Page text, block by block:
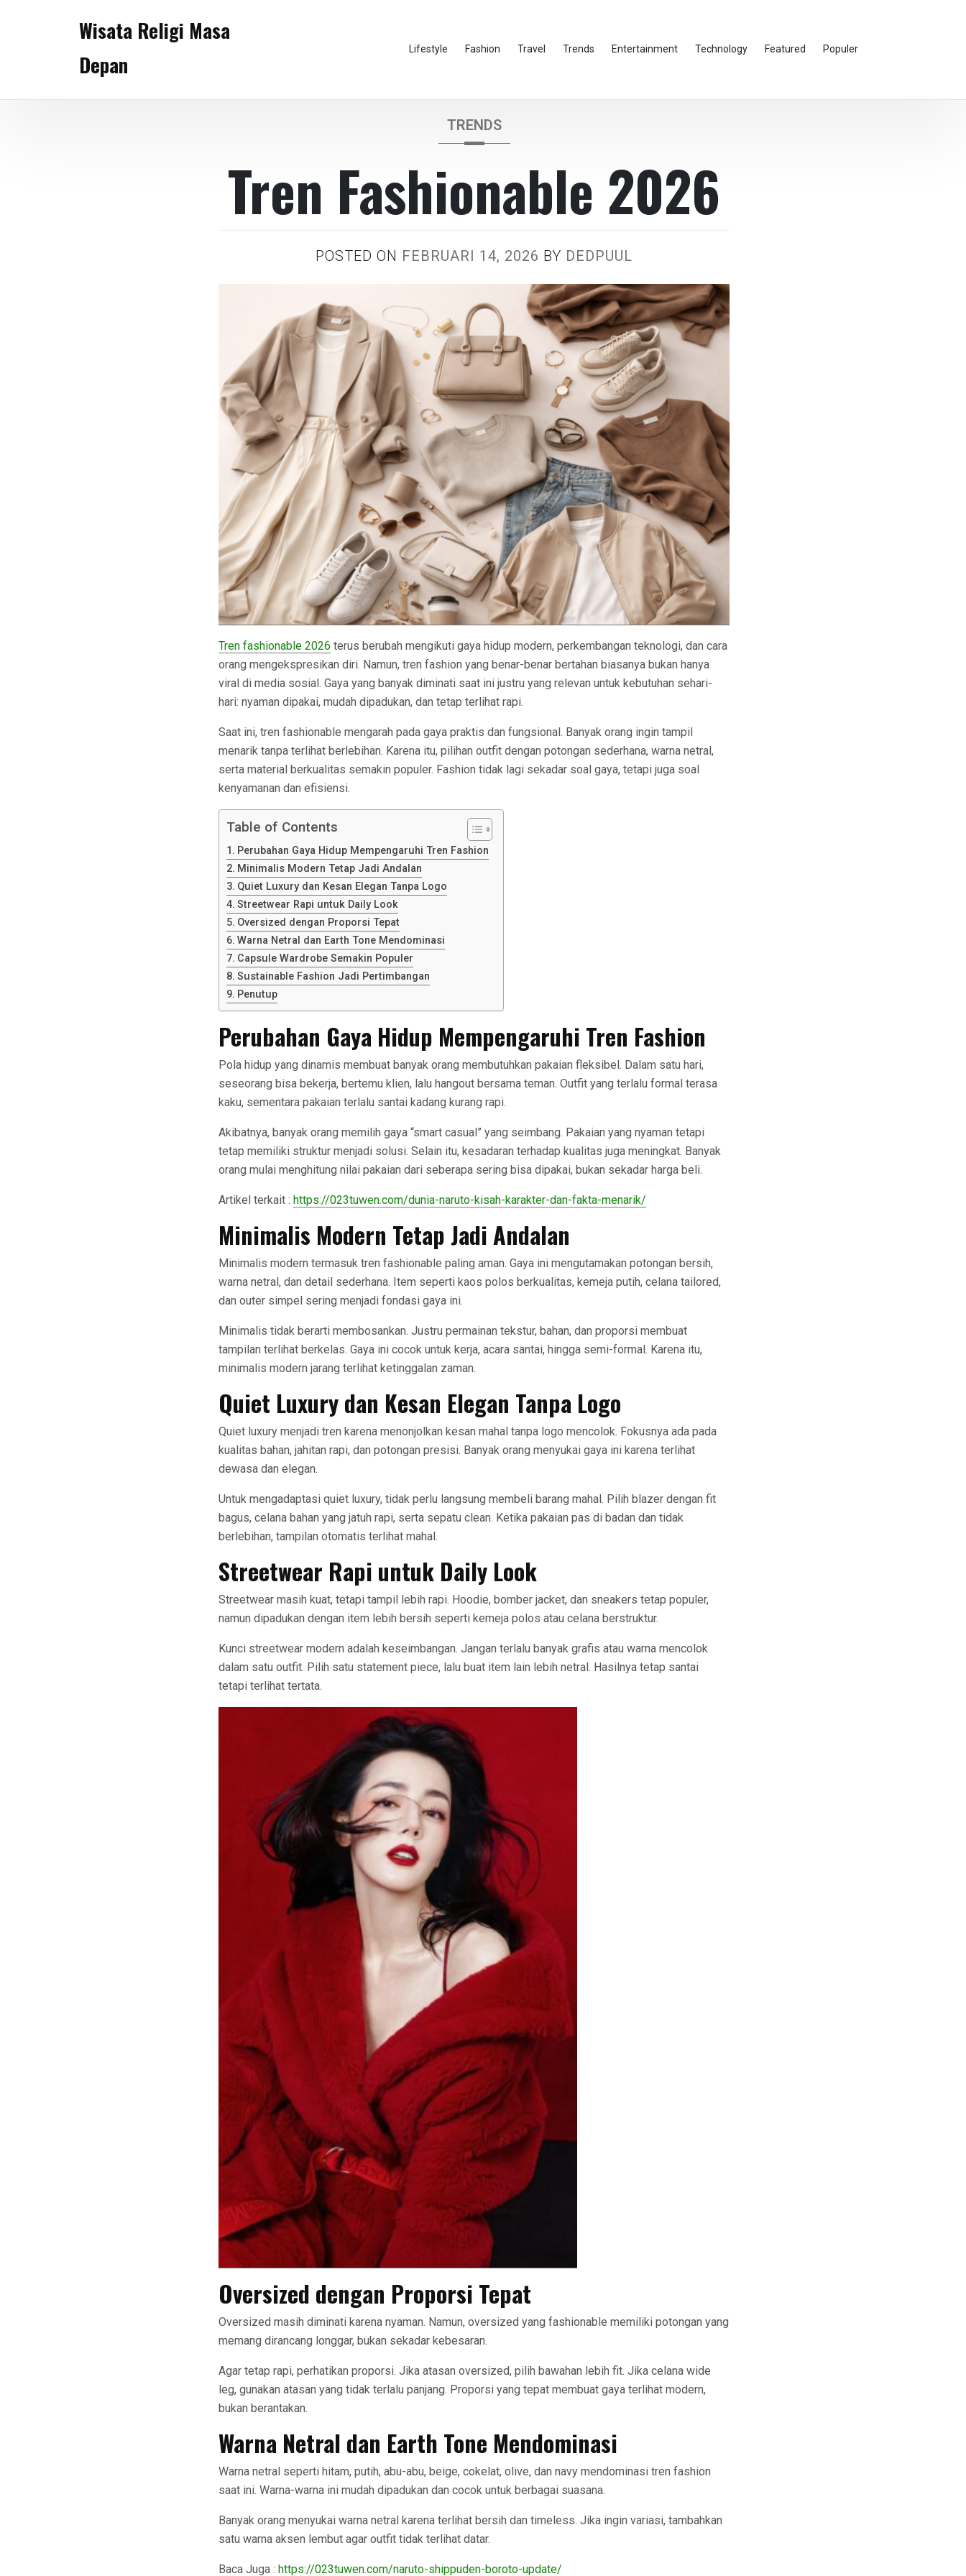
Wisata Religi Masa
Depan
Lifestyle Fashion Travel Trends Entertainment Technology Featured Populer
TRENDS
Tren Fashionable 2026
POSTED ON FEBRUARI 14, 2026 BY DEDPUUL
Tren fashionable 2026 terus berubah mengikuti gaya hidup modern, perkembangan teknologi, dan cara
orang mengekspresikan diri. Namun, tren fashion yang benar-benar bertahan biasanya bukan hanya
viral di media sosial. Gaya yang banyak diminati saat ini justru yang relevan untuk kebutuhan sehari-
hari: nyaman dipakai, mudah dipadukan, dan tetap terlihat rapi.
Saat ini, tren fashionable mengarah pada gaya praktis dan fungsional. Banyak orang ingin tampil
menarik tanpa terlihat berlebihan. Karena itu, pilihan outfit dengan potongan sederhana, warna netral,
serta material berkualitas semakin populer. Fashion tidak lagi sekadar soal gaya, tetapi juga soal
kenyamanan dan efisiensi.
Table of Contents
Perubahan Gaya Hidup Mempengaruhi Tren Fashion
Minimalis Modern Tetap Jadi Andalan
Quiet Luxury dan Kesan Elegan Tanpa Logo
Streetwear Rapi untuk Daily Look
Oversized dengan Proporsi Tepat
Warna Netral dan Earth Tone Mendominasi
Capsule Wardrobe Semakin Populer
Sustainable Fashion Jadi Pertimbangan
Penutup
Perubahan Gaya Hidup Mempengaruhi Tren Fashion
Pola hidup yang dinamis membuat banyak orang membutuhkan pakaian fleksibel. Dalam satu hari,
seseorang bisa bekerja, bertemu klien, lalu hangout bersama teman. Outfit yang terlalu formal terasa
kaku, sementara pakaian terlalu santai kadang kurang rapi.
Akibatnya, banyak orang memilih gaya “smart casual” yang seimbang. Pakaian yang nyaman tetapi
tetap memiliki struktur menjadi solusi. Selain itu, kesadaran terhadap kualitas juga meningkat. Banyak
orang mulai menghitung nilai pakaian dari seberapa sering bisa dipakai, bukan sekadar harga beli.
Artikel terkait : https://023tuwen.com/dunia-naruto-kisah-karakter-dan-fakta-menarik/
Minimalis Modern Tetap Jadi Andalan
Minimalis modern termasuk tren fashionable paling aman. Gaya ini mengutamakan potongan bersih,
warna netral, dan detail sederhana. Item seperti kaos polos berkualitas, kemeja putih, celana tailored,
dan outer simpel sering menjadi fondasi gaya ini.
Minimalis tidak berarti membosankan. Justru permainan tekstur, bahan, dan proporsi membuat
tampilan terlihat berkelas. Gaya ini cocok untuk kerja, acara santai, hingga semi-formal. Karena itu,
minimalis modern jarang terlihat ketinggalan zaman.
Quiet Luxury dan Kesan Elegan Tanpa Logo
Quiet luxury menjadi tren karena menonjolkan kesan mahal tanpa logo mencolok. Fokusnya ada pada
kualitas bahan, jahitan rapi, dan potongan presisi. Banyak orang menyukai gaya ini karena terlihat
dewasa dan elegan.
Untuk mengadaptasi quiet luxury, tidak perlu langsung membeli barang mahal. Pilih blazer dengan fit
bagus, celana bahan yang jatuh rapi, serta sepatu clean. Ketika pakaian pas di badan dan tidak
berlebihan, tampilan otomatis terlihat mahal.
Streetwear Rapi untuk Daily Look
Streetwear masih kuat, tetapi tampil lebih rapi. Hoodie, bomber jacket, dan sneakers tetap populer,
namun dipadukan dengan item lebih bersih seperti kemeja polos atau celana berstruktur.
Kunci streetwear modern adalah keseimbangan. Jangan terlalu banyak grafis atau warna mencolok
dalam satu outfit. Pilih satu statement piece, lalu buat item lain lebih netral. Hasilnya tetap santai
tetapi terlihat tertata.
Oversized dengan Proporsi Tepat
Oversized masih diminati karena nyaman. Namun, oversized yang fashionable memiliki potongan yang
memang dirancang longgar, bukan sekadar kebesaran.
Agar tetap rapi, perhatikan proporsi. Jika atasan oversized, pilih bawahan lebih fit. Jika celana wide
leg, gunakan atasan yang tidak terlalu panjang. Proporsi yang tepat membuat gaya terlihat modern,
bukan berantakan.
Warna Netral dan Earth Tone Mendominasi
Warna netral seperti hitam, putih, abu-abu, beige, cokelat, olive, dan navy mendominasi tren fashion
saat ini. Warna-warna ini mudah dipadukan dan cocok untuk berbagai suasana.
Banyak orang menyukai warna netral karena terlihat bersih dan timeless. Jika ingin variasi, tambahkan
satu warna aksen lembut agar outfit tidak terlihat datar.
Baca Juga : https://023tuwen.com/naruto-shippuden-boroto-update/